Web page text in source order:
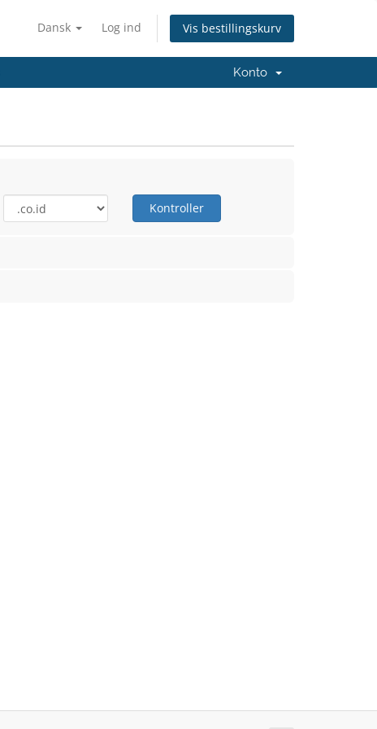
Dansk Log ind Vis bestillingskurv
Konto
Kontroller